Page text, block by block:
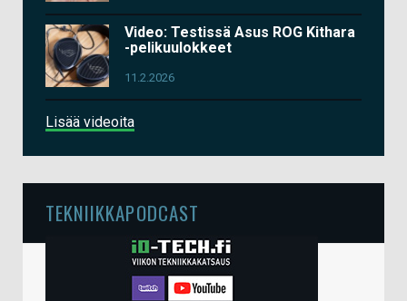
Video: Testissä Asus ROG Kithara
-pelikuulokkeet
11.2.2026
Lisää videoita
TEKNIIKKAPODCAST